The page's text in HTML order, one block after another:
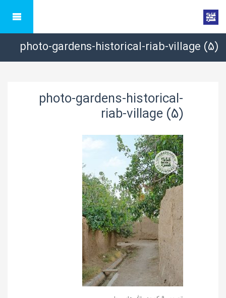
photo-gardens-historical-riab-village (5)
photo-gardens-historical-
riab-village (5)